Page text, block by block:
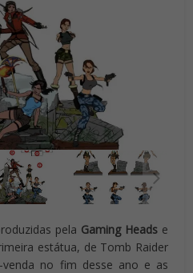
pela Gaming Headse
estátua, de Tomb Raider
venda no fim desse ano e as